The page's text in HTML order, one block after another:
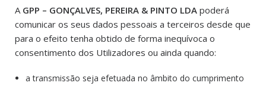
A GPP – GONÇALVES, PEREIRA & PINTO LDA poderá
comunicar os seus dados pessoais a terceiros desde que
para o efeito tenha obtido de forma inequívoca o
consentimento dos Utilizadores ou ainda quando:
a transmissão seja efetuada no âmbito do cumprimento